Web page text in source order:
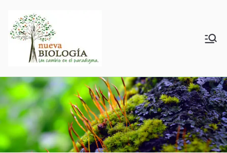
contenido
Biología